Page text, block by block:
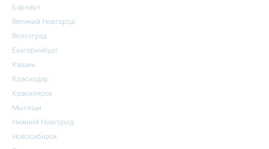
Барнаул
Великий Новгород
Волгоград
Екатеринбург
Казань
Краснодар
Красноярск
Мытищи
Нижний Новгород
Новосибирск